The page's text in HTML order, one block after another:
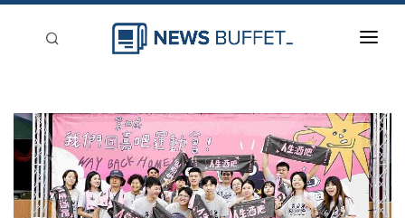
新聞稿分類
登入
刊登